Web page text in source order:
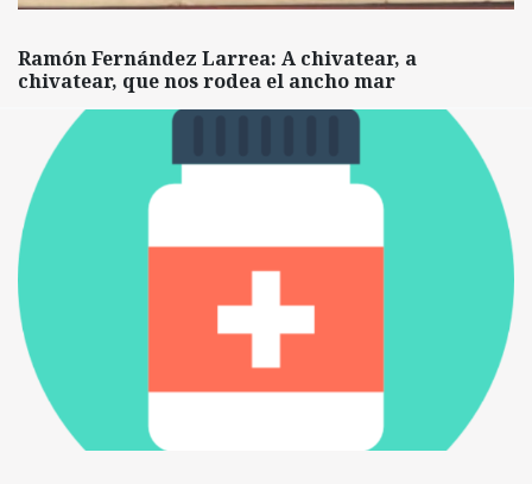
Ramón Fernández Larrea: A chivatear, a
chivatear, que nos rodea el ancho mar